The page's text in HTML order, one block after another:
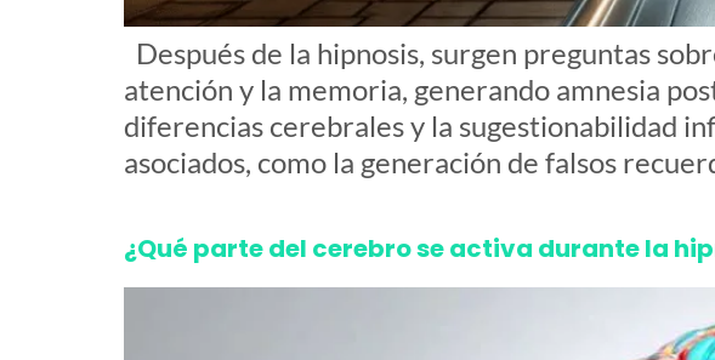
Después de la hipnosis, surgen preguntas
atención y la memoria, generando amnesia
diferencias cerebrales y la sugestionabilidad
asociados, como la generación de falsos
¿Qué parte del cerebro se activa durante la